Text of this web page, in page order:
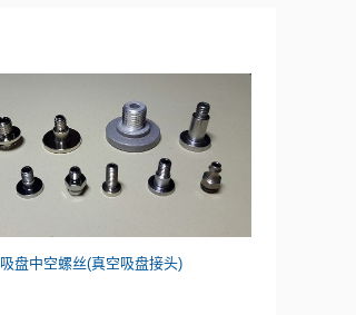
吸盘中空螺丝(真空吸盘接头)